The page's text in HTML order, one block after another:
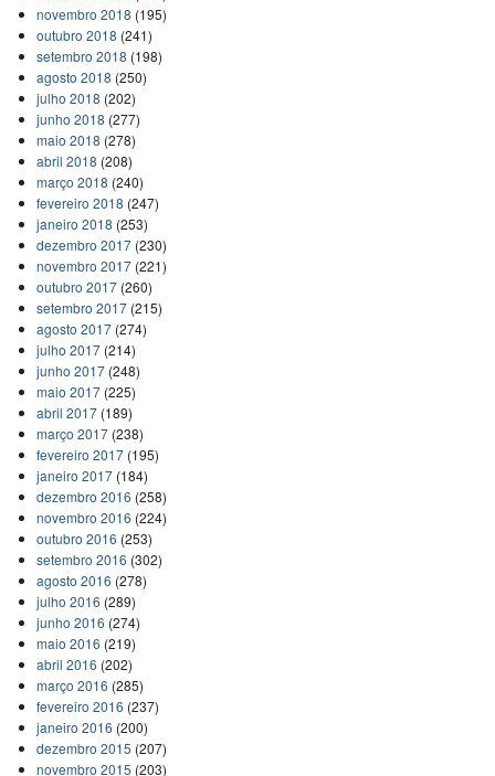
novembro 2018 (195)
outubro 2018 (241)
setembro 2018 (198)
agosto 2018 (250)
julho 2018 (202)
junho 2018 (277)
maio 2018 (278)
abril 2018 (208)
março 2018 (240)
fevereiro 2018 (247)
janeiro 2018 (253)
dezembro 2017(230)
novembro 2017(221)
outubro 2017(260)
setembro 2017(215)
agosto 2017(274)
julho 2017(214)
junho 2017(248)
maio 2017(225)
abril 2017(189)
março 2017(238)
fevereiro 2017(195)
janeiro 2017(184)
dezembro 2016 (258)
novembro 2016 (224)
outubro 2016 (253)
setembro 2016 (302)
agosto 2016 (278)
julho 2016 (289)
junho 2016 (274)
maio 2016 (219)
abril 2016 (202)
março 2016 (285)
fevereiro 2016 (237)
janeiro 2016 (200)
dezembro 2015 (207)
novembro 2015 (203)